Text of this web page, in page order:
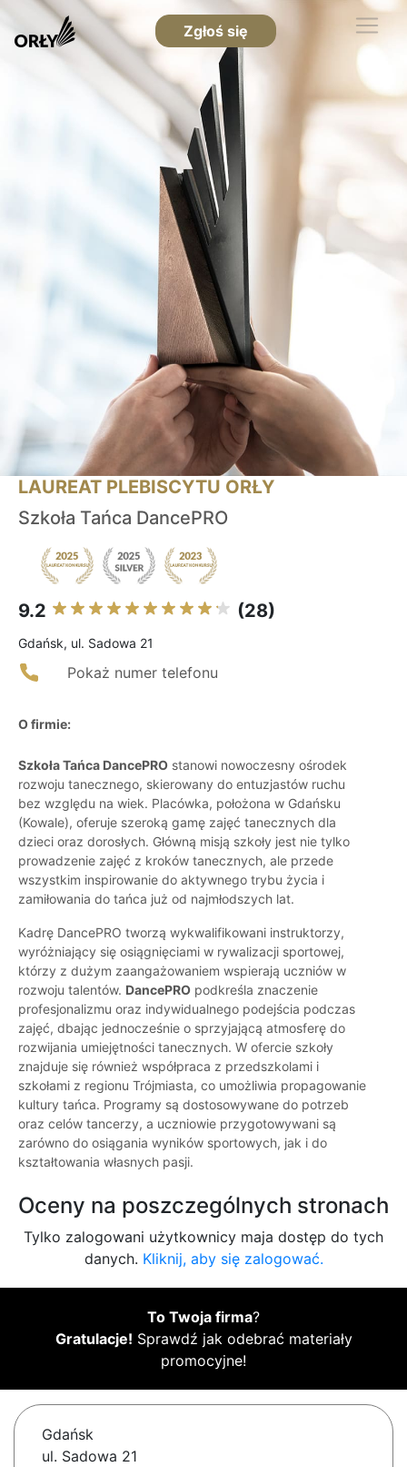
Zgłoś się
LAUREAT PLEBISCYTU ORŁY
Szkoła Tańca DancePRO
9.2 (28)
Gdańsk, ul. Sadowa 21
Pokaż numer telefonu
O firmie:
Szkoła Tańca DancePRO stanowi nowoczesny ośrodek
rozwoju tanecznego, skierowany do entuzjastów ruchu
bez względu na wiek. Placówka, położona w Gdańsku
(Kowale), oferuje szeroką gamę zajęć tanecznych dla
dzieci oraz dorosłych. Główną misją szkoły jest nie tylko
prowadzenie zajęć z kroków tanecznych, ale przede
wszystkim inspirowanie do aktywnego trybu życia i
zamiłowania do tańca już od najmłodszych lat.
Kadrę DancePRO tworzą wykwalifikowani instruktorzy,
wyróżniający się osiągnięciami w rywalizacji sportowej,
którzy z dużym zaangażowaniem wspierają uczniów w
rozwoju talentów. DancePRO podkreśla znaczenie
profesjonalizmu oraz indywidualnego podejścia podczas
zajęć, dbając jednocześnie o sprzyjającą atmosferę do
rozwijania umiejętności tanecznych. W ofercie szkoły
znajduje się również współpraca z przedszkolami i
szkołami z regionu Trójmiasta, co umożliwia propagowanie
kultury tańca. Programy są dostosowywane do potrzeb
oraz celów tancerzy, a uczniowie przygotowywani są
zarówno do osiągania wyników sportowych, jak i do
kształtowania własnych pasji.
Oceny na poszczególnych stronach
Tylko zalogowani użytkownicy maja dostęp do tych
danych. Kliknij, aby się zalogować.
To Twoja firma?
Gratulacje! Sprawdź jak odebrać materiały
promocyjne!
Gdańsk
ul. Sadowa 21